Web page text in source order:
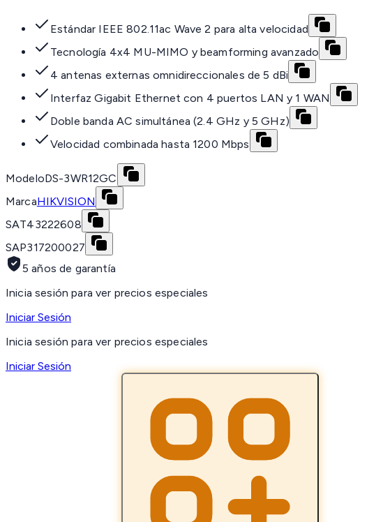
Estándar IEEE 802.11ac Wave 2 para alta velocidad
Tecnología 4x4 MU-MIMO y beamforming avanzado
4 antenas externas omnidireccionales de 5 dBi
Interfaz Gigabit Ethernet con 4 puertos LAN y 1 WAN
Doble banda AC simultánea (2.4 GHz y 5 GHz)
Velocidad combinada hasta 1200 Mbps
ModeloDS-3WR12GC
MarcaHIKVISION
SAT43222608
SAP317200027
5 años de garantía
Inicia sesión para ver precios especiales
Iniciar Sesión
Inicia sesión para ver precios especiales
Iniciar Sesión